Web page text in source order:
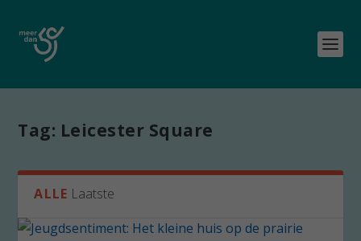
Tag: Leicester Square
ALLE Laatste